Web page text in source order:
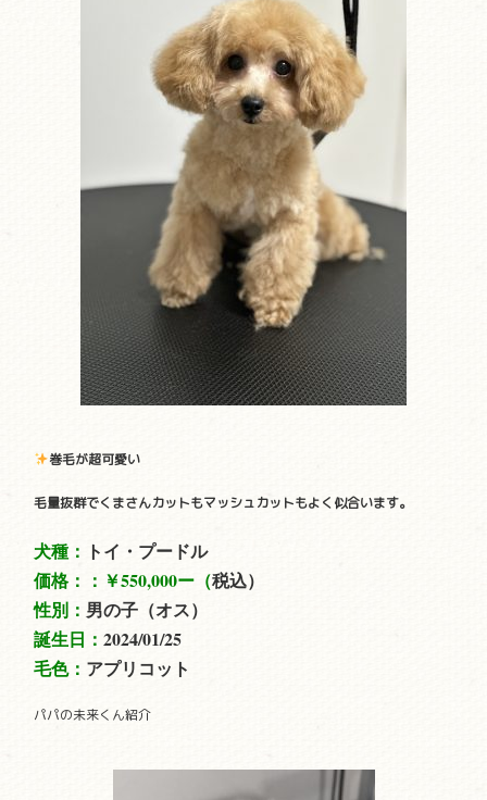
巻毛が超可愛い
毛量抜群でくまさんカットもマッシュカットもよく似合います。
犬種： トイ・プードル
価格：： ￥550,000ー（税込）
性別： 男の子（オス）
誕生日：2024/01/25
毛色： アプリコット
パパの未来くん紹介